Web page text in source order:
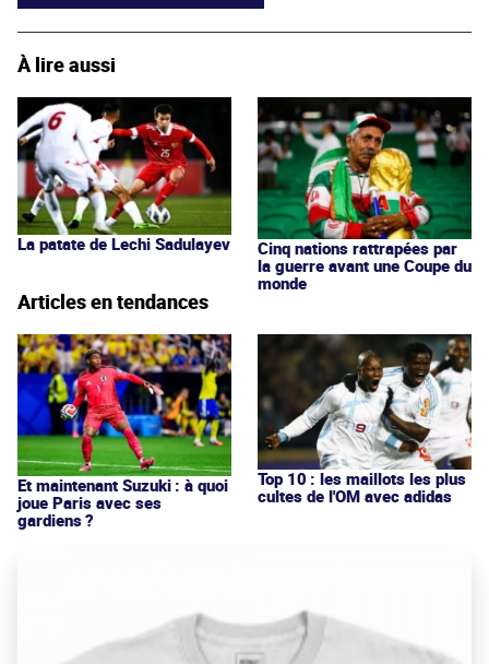
À lire aussi
La patate de Lechi Sadulayev
Cinq nations rattrapées par
la guerre avant une Coupe du
monde
Articles en tendances
Et maintenant Suzuki : à quoi
joue Paris avec ses
gardiens ?
Top 10 : les maillots les plus
cultes de l'OM avec adidas